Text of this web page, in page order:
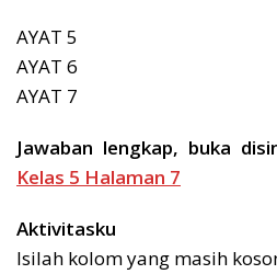
AYAT 5
AYAT 6
AYAT 7
Jawaban lengkap, buka
Kelas 5 Halaman 7
Aktivitasku
Isilah kolom yang masih